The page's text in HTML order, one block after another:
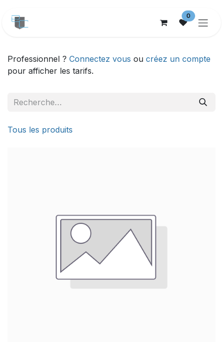
0
Professionnel ? Connectez vous ou créez un compte
pour afficher les tarifs.
Tous les produits